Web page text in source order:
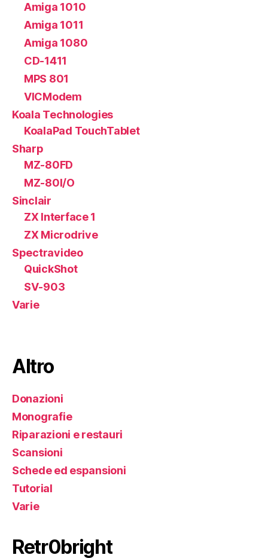
Amiga 1010
Amiga 1011
Amiga 1080
CD-1411
MPS 801
VICModem
Koala Technologies
KoalaPad TouchTablet
Sharp
MZ-80FD
MZ-80I/O
Sinclair
ZX Interface 1
ZX Microdrive
Spectravideo
QuickShot
SV-903
Varie
Altro
Donazioni
Monografie
Riparazioni e restauri
Scansioni
Schede ed espansioni
Tutorial
Varie
Retr0bright